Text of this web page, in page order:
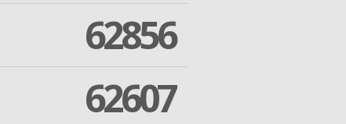
62856
62607